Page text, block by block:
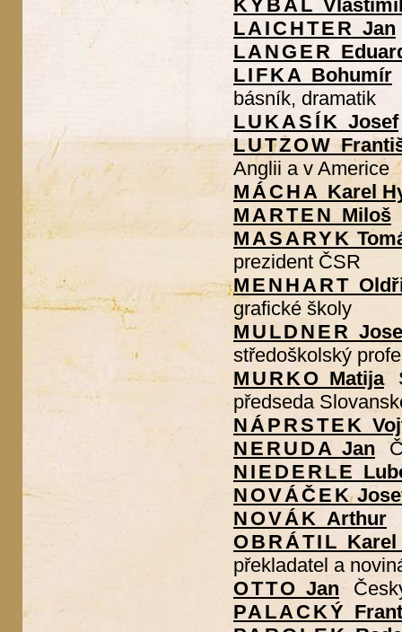
KYBAL
LAICHTER Jan
LANGER
LIFKA Bohumír
básník, dramatik
LUKASÍK Josef
LUTZOW
Anglii a v Americe
MÁCHA Karel
MARTEN Miloš
MASARYK
prezident ČSR
MENHART
grafické školy
MULDNER
středoškolský
MURKO Matija
předseda
NÁPRSTEK
NERUDA Jan
NIEDERLE
NOVÁČEK
NOVÁK Arthur
OBRÁTIL Karel
překladatel a
OTTO Jan
PALACKÝ